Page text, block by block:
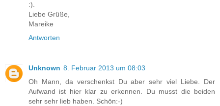
:).
Liebe Grüße,
Mareike
Antworten
Unknown 8. Februar 2013 um 08:03
Oh Mann, da verschenkst Du aber sehr viel Liebe. Der
Aufwand ist hier klar zu erkennen. Du musst die beiden
sehr sehr lieb haben. Schön:-)